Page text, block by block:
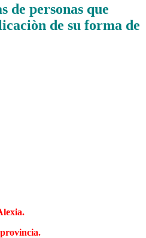
de personas que
de su forma de